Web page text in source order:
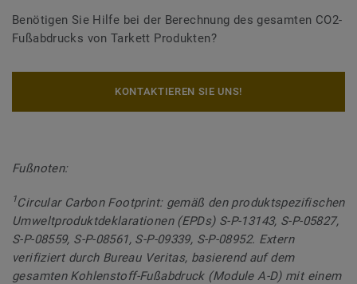
Benötigen Sie Hilfe bei der Berechnung des gesamten CO2-
Fußabdrucks von Tarkett Produkten?
KONTAKTIEREN SIE UNS!
Fußnoten:
1Circular Carbon Footprint: gemäß den produktspezifischen
Umweltproduktdeklarationen (EPDs) S-P-13143, S-P-05827,
S-P-08559, S-P-08561, S-P-09339, S-P-08952. Extern
verifiziert durch Bureau Veritas, basierend auf dem
gesamten Kohlenstoff-Fußabdruck (Module A-D) mit einem